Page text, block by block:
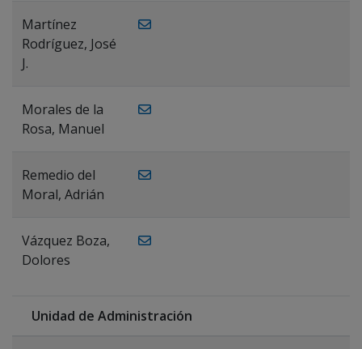
Martínez
Rodríguez, José
J.
Morales de la
Rosa, Manuel
Remedio del
Moral, Adrián
Vázquez Boza,
Dolores
Unidad de Administración